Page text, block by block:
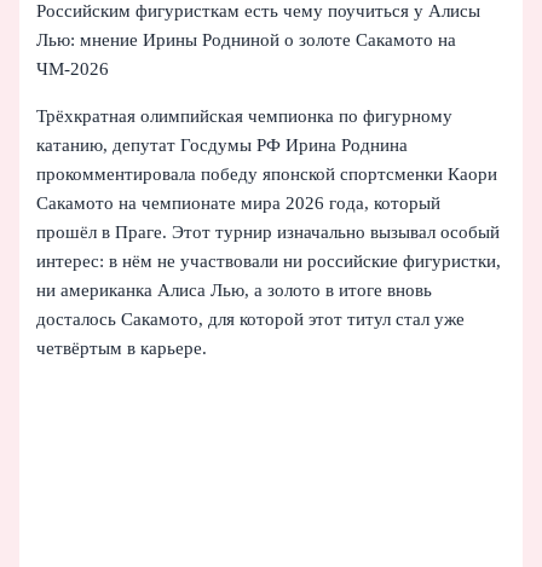
Российским фигуристкам есть чему поучиться у Алисы
Лью: мнение Ирины Родниной о золоте Сакамото на
ЧМ‑2026
Трёхкратная олимпийская чемпионка по фигурному
катанию, депутат Госдумы РФ Ирина Роднина
прокомментировала победу японской спортсменки Каори
Сакамото на чемпионате мира 2026 года, который
прошёл в Праге. Этот турнир изначально вызывал особый
интерес: в нём не участвовали ни российские фигуристки,
ни американка Алиса Лью, а золото в итоге вновь
досталось Сакамото, для которой этот титул стал уже
четвёртым в карьере.